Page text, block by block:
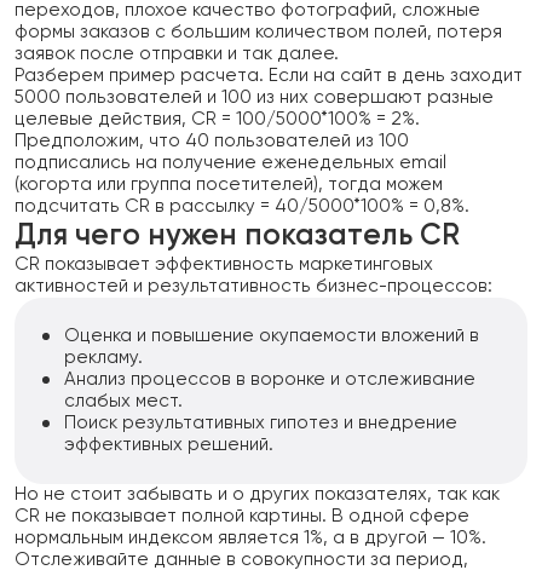
переходов, плохое качество фотографий, сложные
формы заказов с большим количеством полей, потеря
заявок после отправки и так далее.
Разберем пример расчета. Если на сайт в день заходит
5000 пользователей и 100 из них совершают разные
целевые действия, CR = 100/5000*100% = 2%.
Предположим, что 40 пользователей из 100
подписались на получение еженедельных email
(когорта или группа посетителей), тогда можем
подсчитать CR в рассылку = 40/5000*100% = 0,8%.
Для чего нужен показатель CR
CR показывает эффективность маркетинговых
активностей и результативность бизнес-процессов:
Оценка и повышение окупаемости вложений в
рекламу.
Анализ процессов в воронке и отслеживание
слабых мест.
Поиск результативных гипотез и внедрение
эффективных решений.
Но не стоит забывать и о других показателях, так как
CR не показывает полной картины. В одной сфере
нормальным индексом является 1%, а в другой — 10%.
Отслеживайте данные в совокупности за период,